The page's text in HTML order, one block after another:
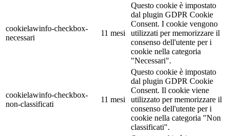
cookielawinfo-checkbox-
necessari
11 mesi
Questo cookie è impostato
dal plugin GDPR Cookie
Consent. I cookie vengono
utilizzati per memorizzare il
consenso dell'utente per i
cookie nella categoria
"Necessari".
cookielawinfo-checkbox-
non-classificati
11 mesi
Questo cookie è impostato
dal plugin GDPR Cookie
Consent. Il cookie viene
utilizzato per memorizzare il
consenso dell'utente per i
cookie nella categoria "Non
classificati".